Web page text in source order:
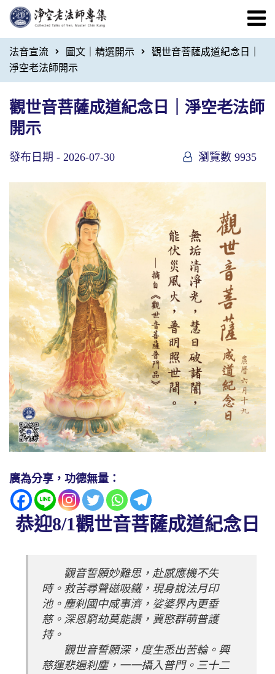
法音宣流 圖文｜精選開示
觀世音菩薩成道紀念日｜
淨空老法師開示
觀世音菩薩成道紀念日｜淨空老法師
開示
發布日期 - 2026-07-30 瀏覽數 9935
廣為分享，功德無量：
恭迎8/1觀世音菩薩成道紀念日
觀音誓願妙難思，赴感應機不失
時。救苦尋聲磁吸鐵，現身說法月印
池。塵刹國中咸事濟，娑婆界內更垂
慈。深恩窮劫莫能讚，冀愍群萌普護
持。
觀世音誓願深，度生悉出苦輪。興
慈運悲遍刹塵，一一攝入普門。三十二